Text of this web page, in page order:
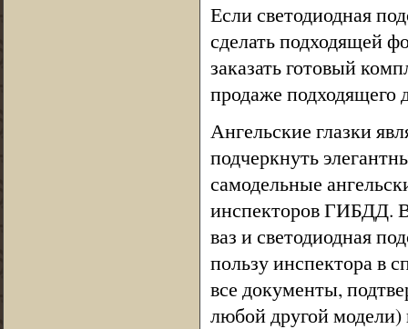
Если светодиодная
сделать подходящей
заказать готовый
продаже
Ангельские глазки
подчеркнуть
самодельные
инспекторов ГИБДД.
ваз и светодиодная
пользу инспектора в
все документы,
любой другой